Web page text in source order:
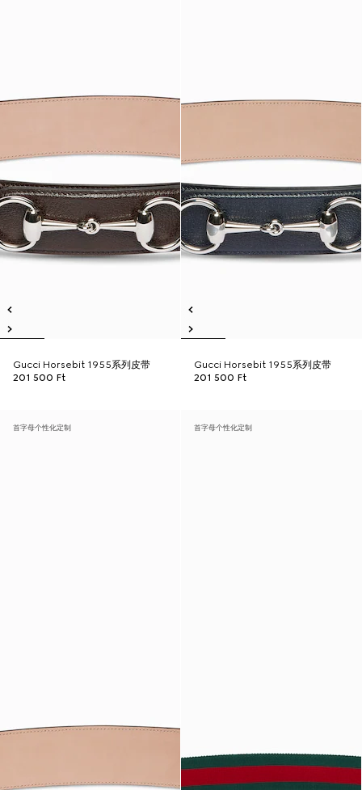
Gucci Horsebit 1955系列皮带
201 500 Ft
Gucci Horsebit 1955系列皮带
201 500 Ft
首字母个性化定制 首字母个性化定制